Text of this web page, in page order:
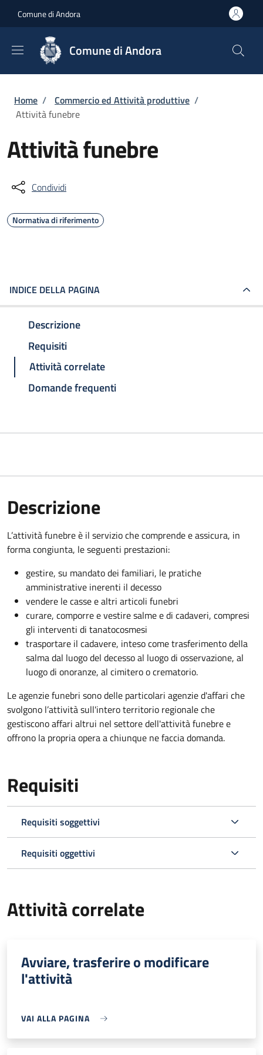
Comune di Andora
Comune di Andora
Briciole di pane
Home / Commercio ed Attività produttive /
Attività funebre
Attività funebre
Condividi
Normativa di riferimento
INDICE DELLA PAGINA
Descrizione
Requisiti
Attività correlate
Domande frequenti
Descrizione
L’attività funebre è il servizio che comprende e assicura, in
forma congiunta, le seguenti prestazioni:
gestire, su mandato dei familiari, le pratiche
amministrative inerenti il decesso
vendere le casse e altri articoli funebri
curare, comporre e vestire salme e di cadaveri, compresi
gli interventi di tanatocosmesi
trasportare il cadavere, inteso come trasferimento della
salma dal luogo del decesso al luogo di osservazione, al
luogo di onoranze, al cimitero o crematorio.
Le agenzie funebri sono delle particolari agenzie d'affari che
svolgono l’attività sull'intero territorio regionale che
gestiscono affari altrui nel settore dell'attività funebre e
offrono la propria opera a chiunque ne faccia domanda.
Requisiti
Requisiti soggettivi
Requisiti oggettivi
Attività correlate
Avviare, trasferire o modificare
l'attività
VAI ALLA PAGINA